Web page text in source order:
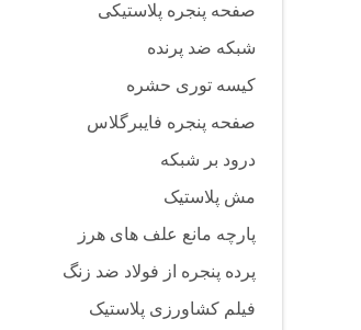
صفحه پنجره پلاستیکی
شبکه ضد پرنده
کیسه توری حشره
صفحه پنجره فایبرگلاس
درود بر شبکه
مش پلاستیک
پارچه مانع علف های هرز
پرده پنجره از فولاد ضد زنگ
فیلم کشاورزی پلاستیک